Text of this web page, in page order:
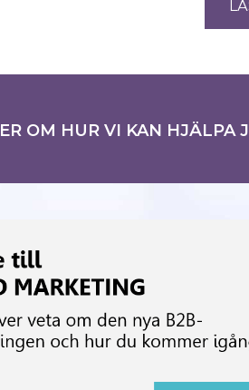
OM HUR VI KAN HJÄLPA